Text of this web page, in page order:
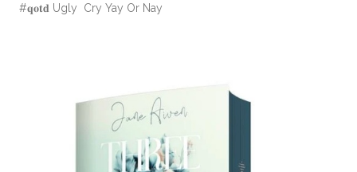
#𝐪𝐨𝐭𝐝 Ugly Cry Yay Or Nay